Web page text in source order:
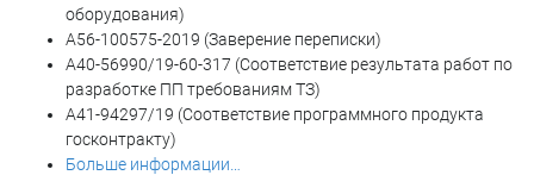
оборудования)
А56-100575-2019 (Заверение переписки)
А40-56990/19-60-317 (Соответствие результата работ по
разработке ПП требованиям ТЗ)
А41-94297/19 (Соответствие программного продукта
госконтракту)
Больше информации…